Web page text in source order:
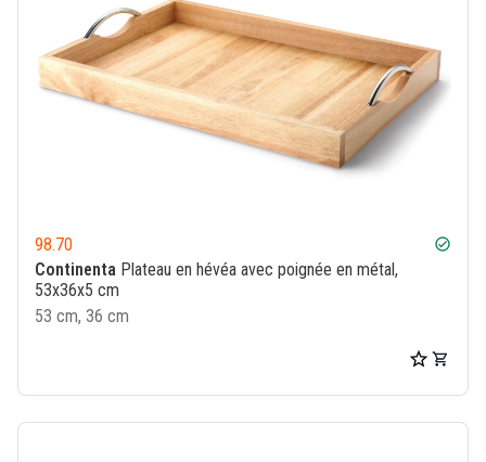
98.70 check_circle
Continenta Plateau en hévéa avec poignée en métal,
53x36x5 cm
53 cm, 36 cm